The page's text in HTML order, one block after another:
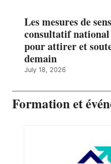
Les mesures de
consultatif
pour attirer et
demain
July 18, 2026
Formation et